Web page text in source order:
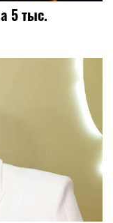
5 тыс.